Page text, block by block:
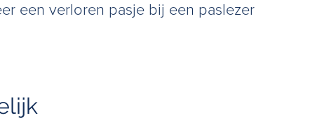
een verloren pasje bij een paslezer